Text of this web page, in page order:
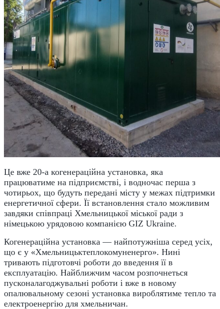
Це вже 20-а когенераційна установка, яка
працюватиме на підприємстві, і водночас перша з
чотирьох, що будуть передані місту у межах підтримки
енергетичної сфери. Її встановлення стало можливим
завдяки співпраці Хмельницької міської ради з
німецькою урядовою компанією GIZ Ukraine.
Когенераційна установка — найпотужніша серед усіх,
що є у «Хмельницьктеплокомуненерго». Нині
тривають підготовчі роботи до введення її в
експлуатацію. Найближчим часом розпочнеться
пусконалагоджувальні роботи і вже в новому
опалювальному сезоні установка вироблятиме тепло та
електроенергію для хмельничан.